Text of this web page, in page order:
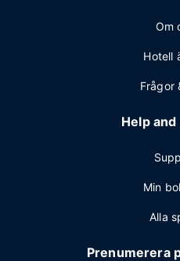
Om
Hotell
Frågor
Help
Min
Alla
Prenumerera